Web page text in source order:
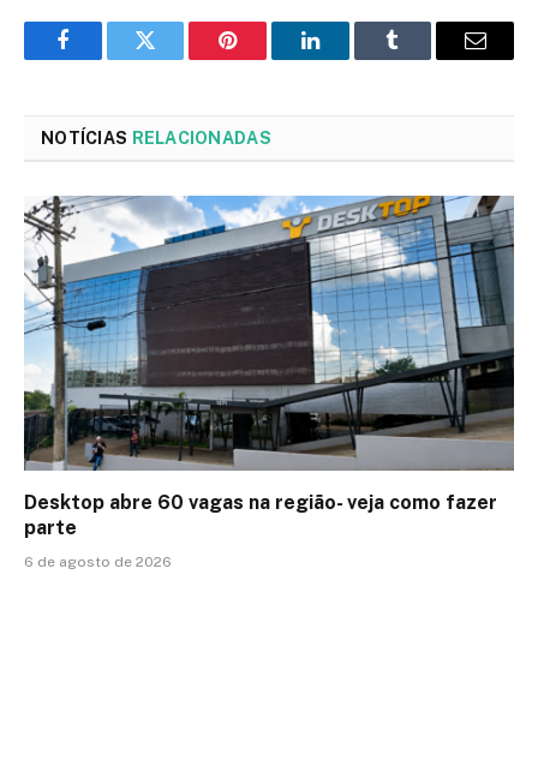
FacebookTwitter Pinterest LinkedInTumblr Email
NOTÍCIAS RELACIONADAS
Desktop abre 60 vagas na região- veja como fazer
parte
6 de agosto de 2026